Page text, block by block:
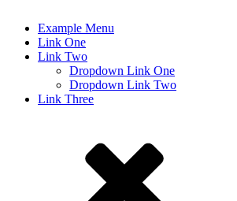
Example Menu
Link One
Link Two
Dropdown Link One
Dropdown Link Two
Link Three